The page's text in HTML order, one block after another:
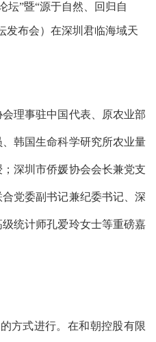
坛”暨“源于自然、回归自
发布会）在深圳君临海域天
理事驻中国代表、原农业部
韩国生命科学研究所农业量
深圳市侨媛协会会长兼党支
党委副书记兼纪委书记、深
统计师孔爱玲女士等重磅嘉
方式进行。在和朝控股有限